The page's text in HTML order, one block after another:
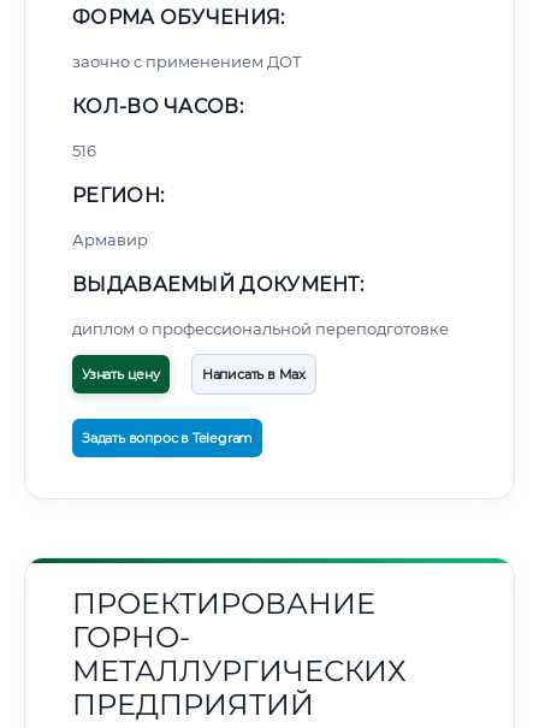
ФОРМА ОБУЧЕНИЯ:
заочно с применением ДОТ
КОЛ-ВО ЧАСОВ:
516
РЕГИОН:
Армавир
ВЫДАВАЕМЫЙ ДОКУМЕНТ:
диплом о профессиональной переподготовке
Узнать цену Написать в Max
Задать вопрос в Telegram
ПРОЕКТИРОВАНИЕ
ГОРНО-
МЕТАЛЛУРГИЧЕСКИХ
ПРЕДПРИЯТИЙ